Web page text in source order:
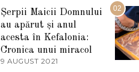
U
L
I
2
0
02
Șerpii Maicii Domnului
au apărut și anul
acesta în Kefalonia:
Cronica unui miracol
9 AUGUST 2021